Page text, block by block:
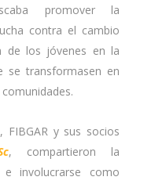
promover la
contra el cambio
de los jóvenes en la
se transformasen en
y sus socios
, compartieron la
involucrarse como